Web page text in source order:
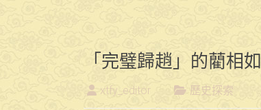
「完璧歸趙」的藺相如
xtfy_editor 歷史探索